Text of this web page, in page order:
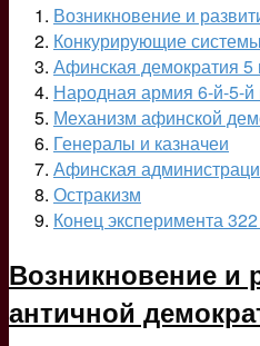
Возникновение и
Конкурирующие системы
Афинская демократия 5
Народная армия 6-й-5-
Механизм афинской
Генералы и казначеи
Афинская
Остракизм
Конец эксперимента 322
Возникновение и
античной